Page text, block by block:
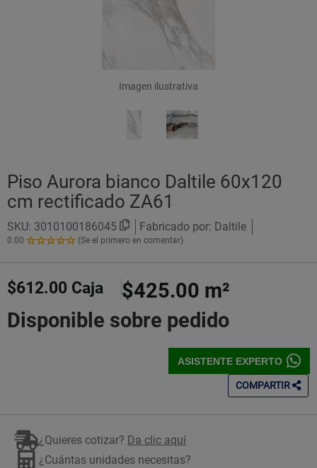
Imagen ilustrativa
Piso Aurora bianco Daltile 60x120
cm rectificado ZA61
SKU: 3010100186045 Fabricado por: Daltile
0.00
0.00
Estrellas!
(Se el primero en comentar)
$612.00 Caja $425.00 m²
Disponible sobre pedido
ASISTENTE EXPERTO
COMPARTIR
¿Quieres cotizar? Da clic aquí
¿Cuántas unidades necesitas?